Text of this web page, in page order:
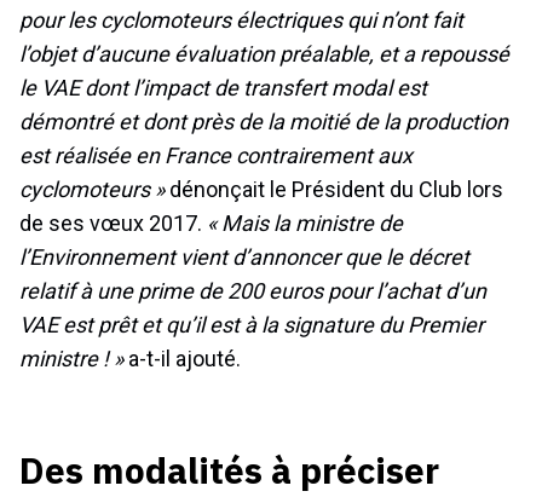
pour les cyclomoteurs électriques qui n’ont fait
l’objet d’aucune évaluation préalable, et a repoussé
le VAE dont l’impact de transfert modal est
démontré et dont près de la moitié de la production
est réalisée en France contrairement aux
cyclomoteurs »dénonçait le Président du Club lors
de ses vœux 2017. « Mais la ministre de
l’Environnement vient d’annoncer que le décret
relatif à une prime de 200 euros pour l’achat d’un
VAE est prêt et qu’il est à la signature du Premier
ministre ! »a-t-il ajouté.
Des modalités à préciser